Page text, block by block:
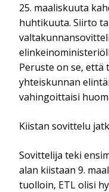
25. maaliskuuta
huhtikuuta. Siirto
Peruste on se, että
yhteiskunnan
vahingoittaisi
Kiistan sovittelu
Sovittelija teki
alan kiistaan 9.
tuolloin, ETL olisi